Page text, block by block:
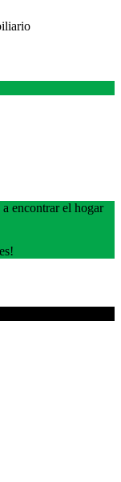
encontrar el hogar